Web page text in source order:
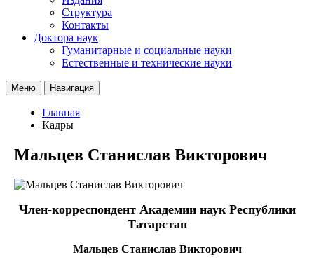
Структура
Контакты
Доктора наук
Гуманитарные и социальные науки
Естественные и технические науки
Меню Навигация
Главная
Кадры
Мальцев Станислав Викторович
Член-корреспондент Академии наук Республики
Татарстан
Мальцев Станислав Викторович